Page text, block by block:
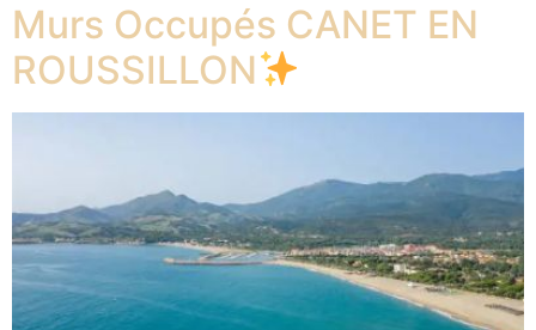
Murs Occupés CANET EN
ROUSSILLON